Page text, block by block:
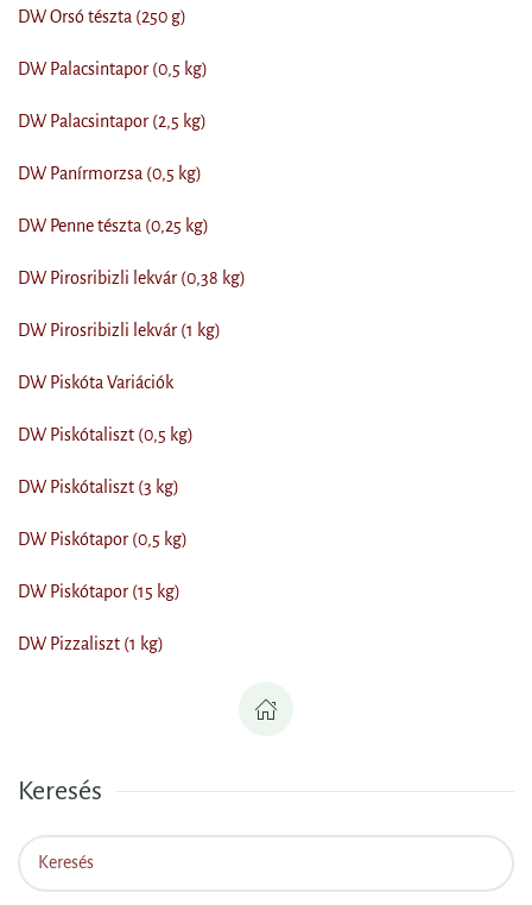
DW Orsó tészta (250 g)
DW Palacsintapor (0,5 kg)
DW Palacsintapor (2,5 kg)
DW Panírmorzsa (0,5 kg)
DW Penne tészta (0,25 kg)
DW Pirosribizli lekvár (0,38 kg)
DW Pirosribizli lekvár (1 kg)
DW Piskóta Variációk
DW Piskótaliszt (0,5 kg)
DW Piskótaliszt (3 kg)
DW Piskótapor (0,5 kg)
DW Piskótapor (15 kg)
DW Pizzaliszt (1 kg)
Keresés